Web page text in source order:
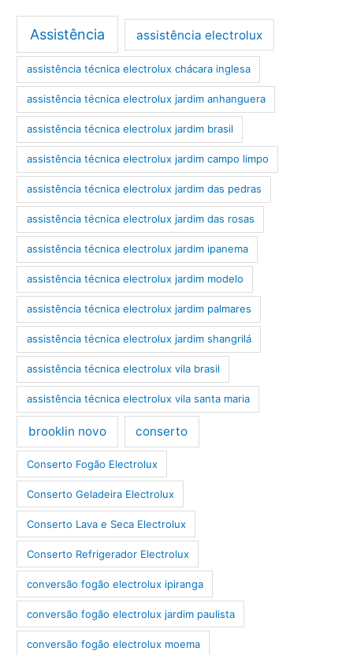
Assistência assistência electrolux
assistência técnica electrolux chácara inglesa
assistência técnica electrolux jardim anhanguera
assistência técnica electrolux jardim brasil
assistência técnica electrolux jardim campo limpo
assistência técnica electrolux jardim das pedras
assistência técnica electrolux jardim das rosas
assistência técnica electrolux jardim ipanema
assistência técnica electrolux jardim modelo
assistência técnica electrolux jardim palmares
assistência técnica electrolux jardim shangrilá
assistência técnica electrolux vila brasil
assistência técnica electrolux vila santa maria
brooklin novo conserto
Conserto Fogão Electrolux
Conserto Geladeira Electrolux
Conserto Lava e Seca Electrolux
Conserto Refrigerador Electrolux
conversão fogão electrolux ipiranga
conversão fogão electrolux jardim paulista
conversão fogão electrolux moema